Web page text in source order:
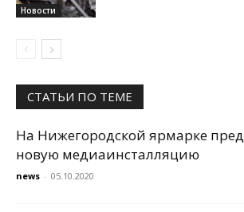
Новости
СТАТЬИ ПО ТЕМЕ
На Нижегородской ярмарке
новую медиаинсталляцию
news - 05.10.2020